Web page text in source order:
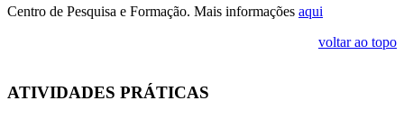
Centro de Pesquisa e Formação. Mais informações aqui
voltar ao topo
ATIVIDADES PRÁTICAS